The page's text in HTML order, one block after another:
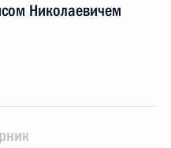
Николаевичем